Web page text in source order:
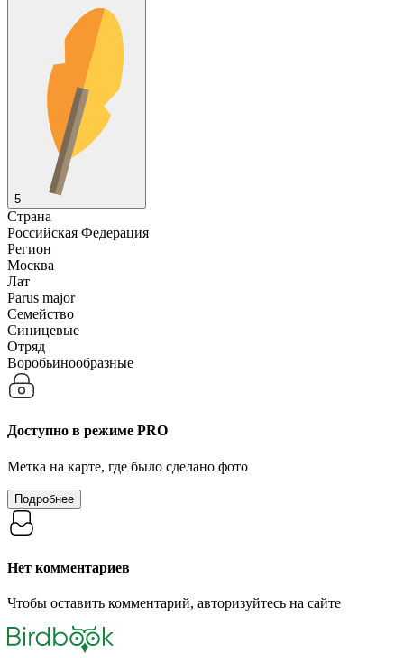
5
Страна
Российская Федерация
Регион
Москва
Лат
Parus major
Семейство
Синицевые
Отряд
Воробьинообразные
Доступно в режиме PRO
Метка на карте, где было сделано фото
Подробнее
Нет комментариев
Чтобы оставить комментарий, авторизуйтесь на сайте